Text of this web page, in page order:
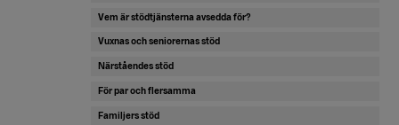
Vem är stödtjänsterna avsedda för?
Vuxnas och seniorernas stöd
Närståendes stöd
För par och flersamma
Familjers stöd